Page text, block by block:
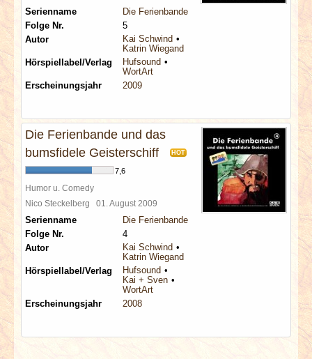
Serienname
Die Ferienbande
Folge Nr.
5
Autor
Kai Schwind
Katrin Wiegand
Hörspiellabel/Verlag
Hufsound
WortArt
Erscheinungsjahr
2009
Die Ferienbande und das
bumsfidele Geisterschiff
HOT
7,6
Humor u. Comedy
Nico Steckelberg 01. August 2009
Serienname
Die Ferienbande
Folge Nr.
4
Autor
Kai Schwind
Katrin Wiegand
Hörspiellabel/Verlag
Hufsound
Kai + Sven
WortArt
Erscheinungsjahr
2008